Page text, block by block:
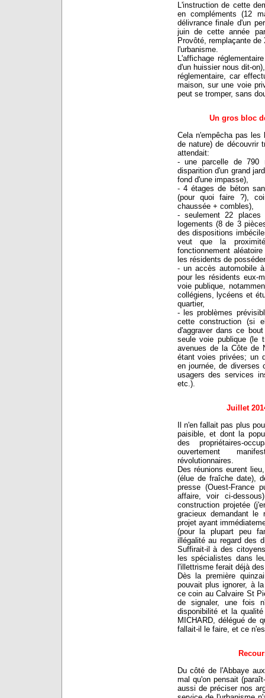
L'instruction de cette
en compléments (12
délivrance finale d'un
juin de cette année
Provôté, remplaçante
l'urbanisme.
L'affichage
d'un huissier nous dit-
réglementaire, car
maison, sur une voie
peut se tromper, sans
Un gros bloc
Cela n'empêcha pas les
de nature) de découvrir
attendait:
- une parcelle de 790
disparition d'un grand
fond d'une impasse),
- 4 étages de béton
(pour quoi faire ?),
chaussée + combles),
- seulement 22 places
logements (8 de 3
des dispositions
veut que la
fonctionnement
les résidents de
- un accès automobile
pour les résidents eux-
voie publique,
collégiens, lycéens et
quartier,
- les problèmes
cette construction (si
d'aggraver dans ce
seule voie publique (le
avenues de la Côte de
étant voies privées; un
en journée, de diverses
usagers des services
etc.).
Juillet
Il n'en fallait pas plus
paisible, et dont la
des propriétaires-
ouvertement
révolutionnaires.
Des réunions eurent
(élue de fraîche date),
presse (Ouest-France
affaire, voir ci-
construction projetée
gracieux demandant
projet ayant
(pour la plupart peu
illégalité au regard des
Suffirait-il à des
les spécialistes dans
l'illettrisme ferait déjà
Dès la première
pouvait plus ignorer, à
ce coin au Calvaire St
de signaler, une fois
disponibilité et la
MICHARD, délégué de
fallait-il le faire, et ce
Du côté de l'Abbaye
mal qu'on pensait
aussi de préciser nos